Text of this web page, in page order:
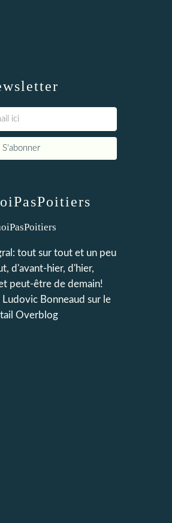
tout sur tout et un peu
d'avant-hier, d'hier,
peut-être de demain!
Ludovic Bonneaud sur le
Overblog